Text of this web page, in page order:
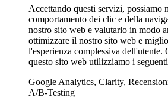
Accettando questi servizi, possiamo
comportamento dei clic e della
nostro sito web e valutarlo in modo
ottimizzare il nostro sito web e
l'esperienza complessiva dell'utente.
questo sito web utilizziamo i
Google Analytics, Clarity,
A/B-Testing